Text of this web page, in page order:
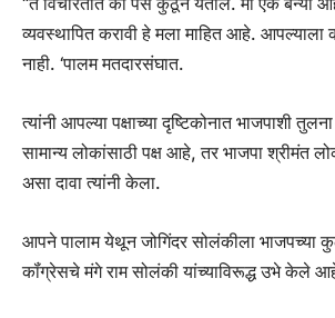
व्यवस्थापित करावी हे मला माहित आहे.
नाही. ‘पालम मतदारसंघात.
त्यांनी आपल्या पक्षाच्या दृष्टिकोनात भाजपाशी
सामान्य लोकांसाठी पक्ष आहे, तर भाजपा श्रीमंत
असा दावा त्यांनी केला.
आपने पालाम येथून जोगिंदर सोलंकीला भाजपच्या
कॉंग्रेसचे मंगे राम सोलंकी यांच्याविरूद्ध उभे केले